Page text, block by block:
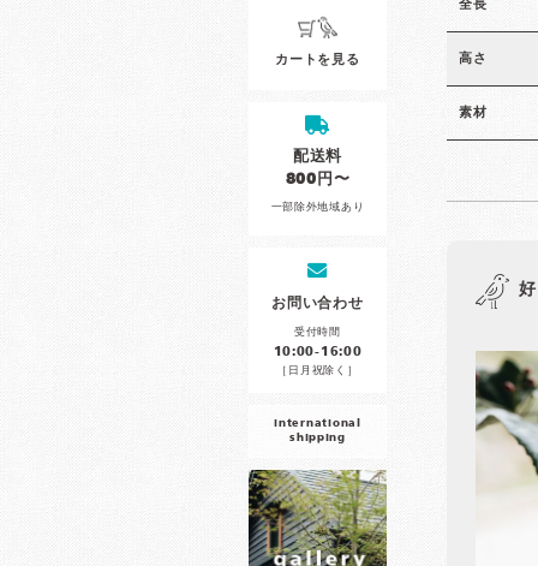
カートを見る
配送料
800円〜
一部除外地域あり
お問い合わせ
受付時間
10:00-16:00
［日月祝除く］
international
shipping
全長
高さ
素材